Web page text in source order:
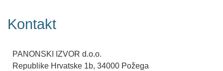
Kontakt
PANONSKI IZVOR d.o.o.
Republike Hrvatske 1b, 34000 Požega